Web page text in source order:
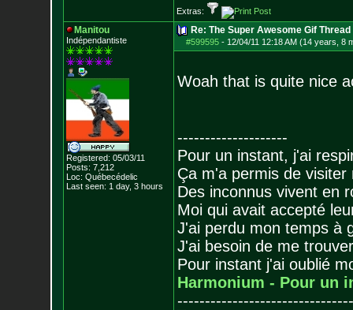
Extras:
Manitou
Indépendantiste
Registered: 05/03/11
Posts: 7,212
Loc: Québecédelic
Last seen: 1 day, 3 hours
Re: The Super Awesome Gif Thread
#599595- 12/04/11 12:18 AM (14 years, 8
Woah that is quite nice
--------------------
Pour un instant, j'ai
Ça m'a permis de visiter
Des inconnus vivent en
Moi qui avait accepté
J'ai perdu mon temps à
J'ai besoin de me
Pour instant j'ai oublié
Harmonium - Pour un
--------------------------------